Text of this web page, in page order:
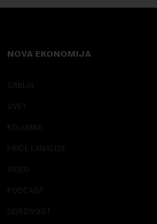
NOVA EKONOMIJA
SRBIJA
SVET
KOLUMNE
PRIČE I ANALIZE
VIDEO
PODCAST
ODRŽIVOST